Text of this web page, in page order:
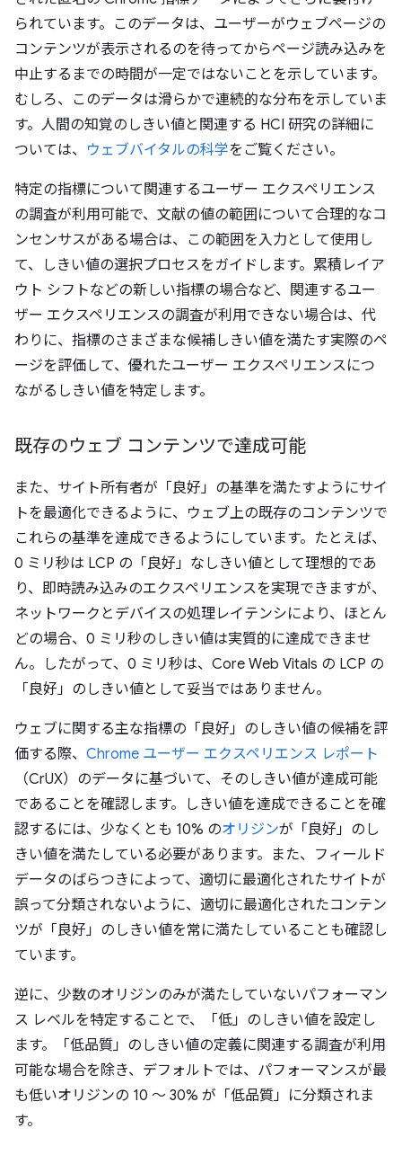
られています。このデータは、ユーザーがウェブページの
コンテンツが表示されるのを待ってからページ読み込みを
中止するまでの時間が一定ではないことを示しています。
むしろ、このデータは滑らかで連続的な分布を示していま
す。人間の知覚のしきい値と関連する HCI 研究の詳細に
ついては、 ウェブバイタルの科学をご覧ください。
特定の指標について関連するユーザー エクスペリエンス
の調査が利用可能で、文献の値の範囲について合理的なコ
ンセンサスがある場合は、この範囲を入力として使用し
て、しきい値の選択プロセスをガイドします。累積レイア
ウト シフトなどの新しい指標の場合など、関連するユー
ザー エクスペリエンスの調査が利用できない場合は、代
わりに、指標のさまざまな候補しきい値を満たす実際のペ
ージを評価して、優れたユーザー エクスペリエンスにつ
ながるしきい値を特定します。
既存のウェブ コンテンツで達成可能
また、サイト所有者が「良好」の基準を満たすようにサイ
トを最適化できるように、ウェブ上の既存のコンテンツで
これらの基準を達成できるようにしています。たとえば、
0 ミリ秒は LCP の「良好」なしきい値として理想的であ
り、即時読み込みのエクスペリエンスを実現できますが、
ネットワークとデバイスの処理レイテンシにより、ほとん
どの場合、0 ミリ秒のしきい値は実質的に達成できませ
ん。したがって、0 ミリ秒は、Core Web Vitals の LCP の
「良好」のしきい値として妥当ではありません。
ウェブに関する主な指標の「良好」のしきい値の候補を評
価する際、 Chrome ユーザー エクスペリエンス レポート
（CrUX）のデータに基づいて、そのしきい値が達成可能
であることを確認します。しきい値を達成できることを確
認するには、少なくとも 10% のオリジンが「良好」のし
きい値を満たしている必要があります。また、フィールド
データのばらつきによって、適切に最適化されたサイトが
誤って分類されないように、適切に最適化されたコンテン
ツが「良好」のしきい値を常に満たしていることも確認し
ています。
逆に、少数のオリジンのみが満たしていないパフォーマン
ス レベルを特定することで、「低」のしきい値を設定し
ます。「低品質」のしきい値の定義に関連する調査が利用
可能な場合を除き、デフォルトでは、パフォーマンスが最
も低いオリジンの 10 ～ 30% が「低品質」に分類されま
す。